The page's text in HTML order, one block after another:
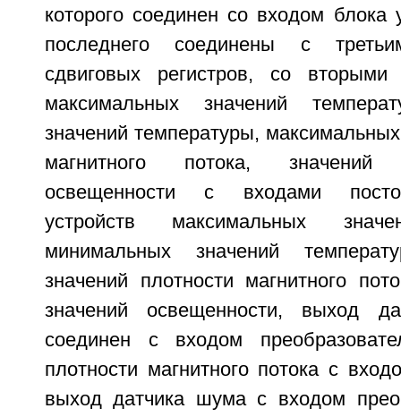
которого соединен со входом
последнего соединены с
сдвиговых регистров, со вторыми
максимальных значений
значений температуры,
магнитного потока,
освещенности с входами
устройств максимальных
минимальных значений
значений плотности магнитного
значений освещенности, выход
соединен с входом
плотности магнитного потока с
выход датчика шума с входом